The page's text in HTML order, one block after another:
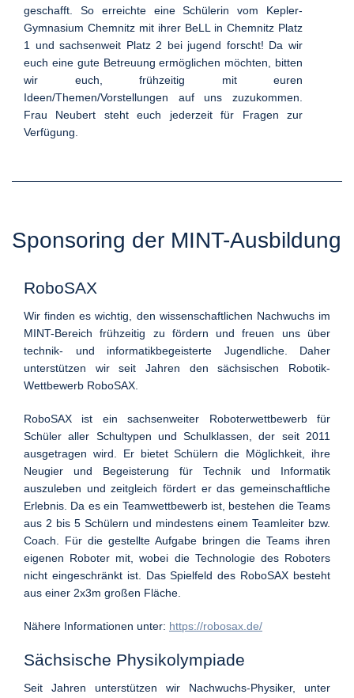
geschafft. So erreichte eine Schülerin vom Kepler-
Gymnasium Chemnitz mit ihrer BeLL in Chemnitz Platz
1 und sachsenweit Platz 2 bei jugend forscht! Da wir
euch eine gute Betreuung ermöglichen möchten, bitten
wir euch, frühzeitig mit euren
Ideen/Themen/Vorstellungen auf uns zuzukommen.
Frau Neubert steht euch jederzeit für Fragen zur
Verfügung.
Sponsoring der MINT-Ausbildung
RoboSAX
Wir finden es wichtig, den wissenschaftlichen Nachwuchs im
MINT-Bereich frühzeitig zu fördern und freuen uns über
technik- und informatikbegeisterte Jugendliche. Daher
unterstützen wir seit Jahren den sächsischen Robotik-
Wettbewerb RoboSAX.
RoboSAX ist ein sachsenweiter Roboterwettbewerb für
Schüler aller Schultypen und Schulklassen, der seit 2011
ausgetragen wird. Er bietet Schülern die Möglichkeit, ihre
Neugier und Begeisterung für Technik und Informatik
auszuleben und zeitgleich fördert er das gemeinschaftliche
Erlebnis. Da es ein Teamwettbewerb ist, bestehen die Teams
aus 2 bis 5 Schülern und mindestens einem Teamleiter bzw.
Coach. Für die gestellte Aufgabe bringen die Teams ihren
eigenen Roboter mit, wobei die Technologie des Roboters
nicht eingeschränkt ist. Das Spielfeld des RoboSAX besteht
aus einer 2x3m großen Fläche.
Nähere Informationen unter: https://robosax.de/
Sächsische Physikolympiade
Seit Jahren unterstützen wir Nachwuchs-Physiker, unter